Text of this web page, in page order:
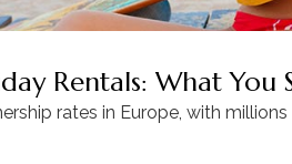
Rentals: What You
rates in Europe, with